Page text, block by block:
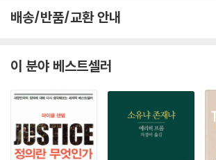
배송/반품/교환 안내
이 분야 베스트셀러